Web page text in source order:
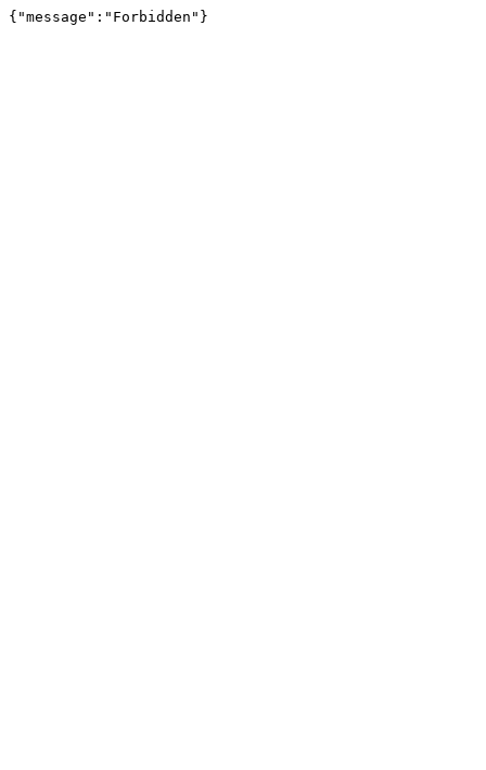
{"message":"Forbidden"}